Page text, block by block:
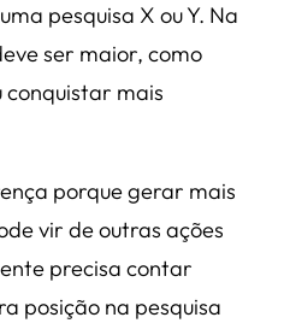
pesquisa X ou Y. Na
ser maior, como
conquistar mais
porque gerar mais
vir de outras ações
precisa contar
posição na pesquisa